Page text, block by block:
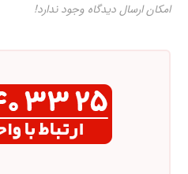
امکان ارسال دیدگاه وجود ندارد!